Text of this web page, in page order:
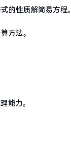
的性质解简易方程。
方法。
能力。